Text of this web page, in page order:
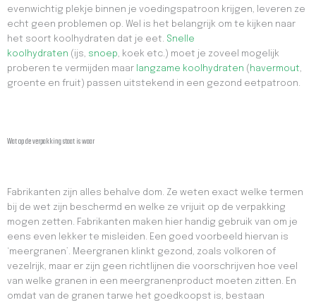
evenwichtig plekje binnen je voedingspatroon krijgen, leveren ze
echt geen problemen op. Wel is het belangrijk om te kijken naar
het soort koolhydraten dat je eet. Snelle
koolhydraten (ijs, snoep, koek etc.) moet je zoveel mogelijk
proberen te vermijden maar langzame koolhydraten ( havermout,
groente en fruit) passen uitstekend in een gezond eetpatroon.
Wat op de verpakking staat is waar
Fabrikanten zijn alles behalve dom. Ze weten exact welke termen
bij de wet zijn beschermd en welke ze vrijuit op de verpakking
mogen zetten. Fabrikanten maken hier handig gebruik van om je
eens even lekker te misleiden. Een goed voorbeeld hiervan is
‘meergranen’. Meergranen klinkt gezond, zoals volkoren of
vezelrijk, maar er zijn geen richtlijnen die voorschrijven hoe veel
van welke granen in een meergranenproduct moeten zitten. En
omdat van de granen tarwe het goedkoopst is, bestaan